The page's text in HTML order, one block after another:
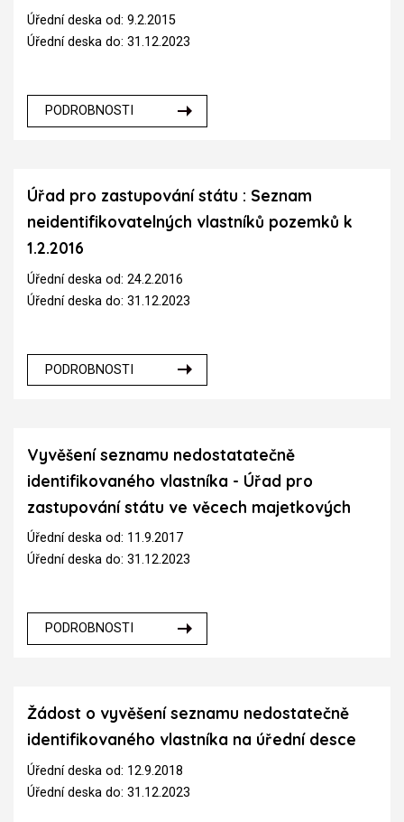
Úřední deska od: 9.2.2015
Úřední deska do: 31.12.2023
PODROBNOSTI
Úřad pro zastupování státu : Seznam
neidentifikovatelných vlastníků pozemků k
1.2.2016
Úřední deska od: 24.2.2016
Úřední deska do: 31.12.2023
PODROBNOSTI
Vyvěšení seznamu nedostatatečně
identifikovaného vlastníka - Úřad pro
zastupování státu ve věcech majetkových
Úřední deska od: 11.9.2017
Úřední deska do: 31.12.2023
PODROBNOSTI
Žádost o vyvěšení seznamu nedostatečně
identifikovaného vlastníka na úřední desce
Úřední deska od: 12.9.2018
Úřední deska do: 31.12.2023